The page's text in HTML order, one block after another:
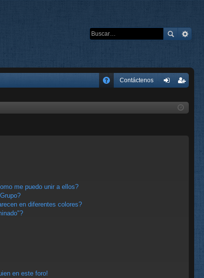
Contáctenos
ist
me puedo unir a ellos?
en diferentes colores?
en este foro!